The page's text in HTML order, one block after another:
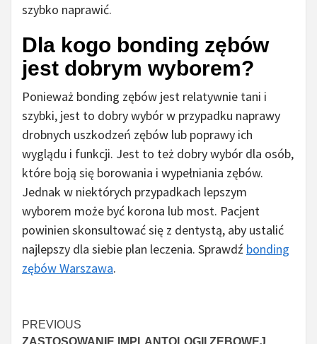
szybko naprawić.
Dla kogo bonding zębów
jest dobrym wyborem?
Ponieważ bonding zębów jest relatywnie tani i
szybki, jest to dobry wybór w przypadku naprawy
drobnych uszkodzeń zębów lub poprawy ich
wyglądu i funkcji. Jest to też dobry wybór dla osób,
które boją się borowania i wypełniania zębów.
Jednak w niektórych przypadkach lepszym
wyborem może być korona lub most. Pacjent
powinien skonsultować się z dentystą, aby ustalić
najlepszy dla siebie plan leczenia. Sprawdź bonding
zębów Warszawa.
Continue
PREVIOUS
ZASTOSOWANIE IMPLANTOLOGII ZĘBOWEJ